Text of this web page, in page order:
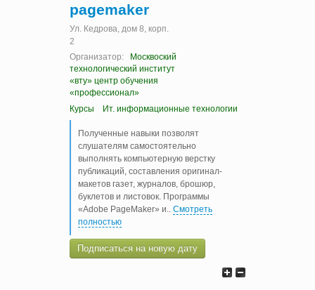
pagemaker
Ул. Кедрова, дом 8, корп.
2
Организатор:
Москвоский
технологический институт
«вту» центр обучения
«профессионал»
Курсы
Ит. информационные технологии
Полученные навыки позволят
слушателям самостоятельно
выполнять компьютерную верстку
публикаций, составления оригинал-
макетов газет, журналов, брошюр,
буклетов и листовок. Программы
«Adobe PageMaker» и
Смотреть
полностью
Подписаться на новую дату